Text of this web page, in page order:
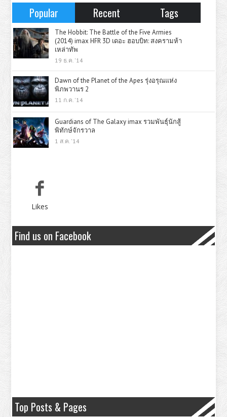
Popular Recent Tags
The Hobbit: The Battle of the Five Armies
(2014) imax HFR 3D เดอะ ฮอบบิท: สงครามห้า
เหล่าทัพ
19 ธ.ค. '14
Dawn of the Planet of the Apes รุ่งอรุณแห่ง
พิภพวานร 2
11 ก.ค. '14
Guardians of The Galaxy imax รวมพันธุ์นักสู้
พิทักษ์จักรวาล
1 ส.ค. '14
Likes
Find us on Facebook
Top Posts & Pages